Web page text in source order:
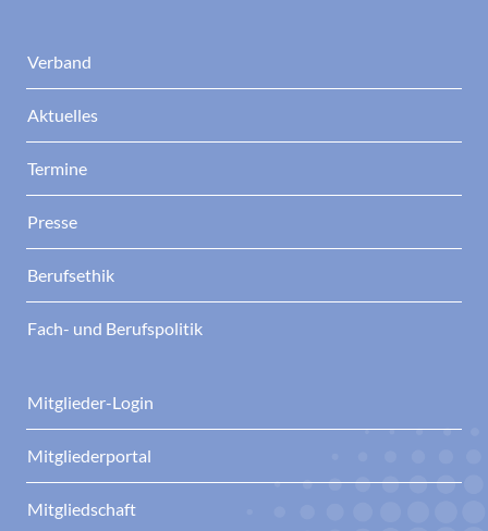
Verband
Aktuelles
Termine
Presse
Berufsethik
Fach- und Berufspolitik
Mitglieder-Login
Mitgliederportal
Mitgliedschaft